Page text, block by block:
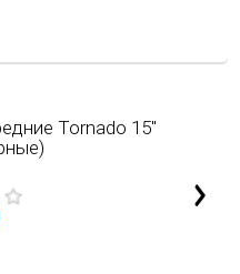
Tornado 15"